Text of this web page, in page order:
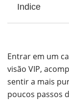
Indice
Entrar em um
visão VIP,
sentir a mais
poucos passos